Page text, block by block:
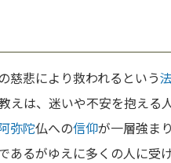
慈悲により救われるという
えは、迷いや不安を抱える
弥陀仏への信仰が一層強ま
あるがゆえに多くの人に受